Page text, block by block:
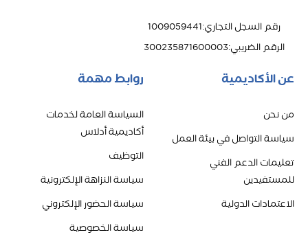
رقم السجل التجاري:
1009059441
الرقم الضريبي:
300235871600003
عن الأكاديمية
من نحن
سياسة التواصل في بيئة العمل
تعليمات الدعم الفني
للمستفيدين
الاعتمادات الدولية
روابط مهمة
السياسة العامة لخدمات
أكاديمية أدلاس
التوظيف
سياسة النزاهة الإلكترونية
سياسة الحضور الإلكتروني
سياسة الخصوصية